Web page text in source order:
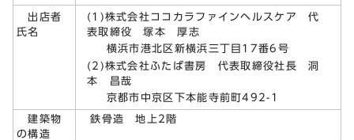
出店者
氏名
(1)株式会社ココカラファインヘルスケア 代
表取締役 塚本 厚志
横浜市港北区新横浜三丁目17番6号
(2)株式会社ふたば書房 代表取締役社長 洞
本 昌哉
京都市中京区下本能寺前町492-1
建築物
の構造
鉄骨造 地上2階